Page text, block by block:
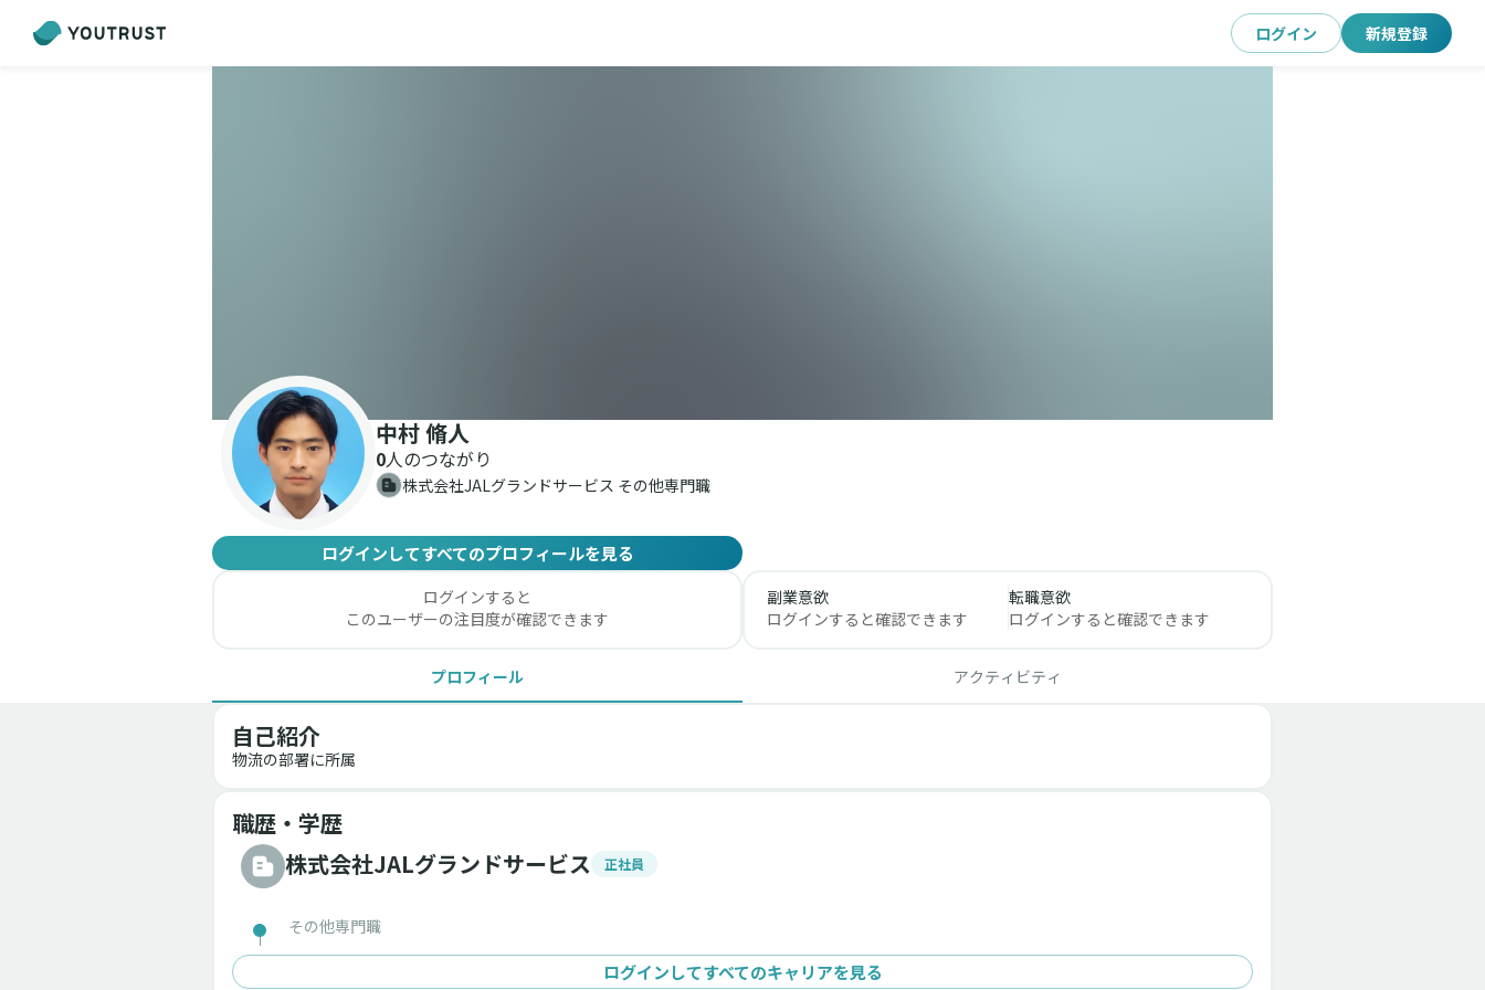
ログイン 新規登録
中村 脩人
0人のつながり
株式会社JALグランドサービス その他専門職
ログインしてすべてのプロフィールを見る
ログインすると
このユーザーの注目度が確認できます
副業意欲
ログインすると確認できます
転職意欲
ログインすると確認できます
プロフィール アクティビティ
自己紹介
物流の部署に所属
職歴・学歴
株式会社JALグランドサービス
正社員
その他専門職
ログインしてすべてのキャリアを見る